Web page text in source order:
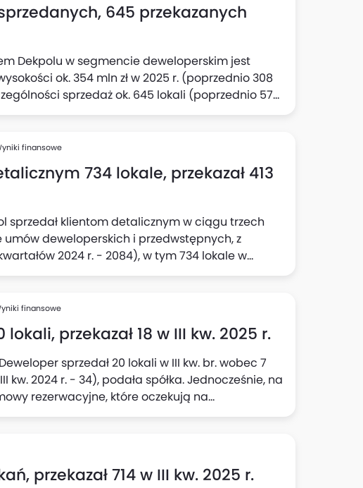
645 przekazanych
Dekpolu w segmencie deweloperskim jest
ok. 354 mln zł w 2025 r. (poprzednio 308
sprzedaż ok. 645 lokali (poprzednio 570
aktualny cel w odniesieniu do
spółka.
finansowe
734 lokale, przekazał 413
sprzedał klientom detalicznym w ciągu trzech
umów deweloperskich i przedwstępnych, z
2024 r. - 2084), w tym 734 lokale w
Ponadto, na koniec okresu Grupa posiadała
kwartały 2025 r. wyniosła 2237 - umowy
umowy rezerwacyjne, po wyeliminowaniu
podała spółka.
finansowe
przekazał 18 w III kw. 2025 r.
sprzedał 20 lokali w III kw. br. wobec 7
kw. 2024 r. - 34), podała spółka. Jednocześnie, na
rezerwacyjne, które oczekują na
deweloperskie.
przekazał 714 w III kw. 2025 r.